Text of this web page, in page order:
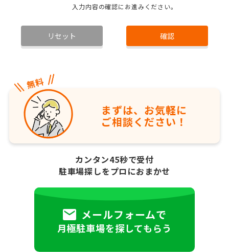
入力内容の確認にお進みください。
リセット 確認
まずは、お気軽に
ご相談ください！
カンタン45秒で受付
駐車場探しをプロにおまかせ
メールフォームで
月極駐車場を探してもらう